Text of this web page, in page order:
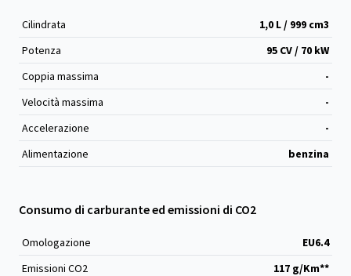
Cilindrata 1,0 L / 999 cm3
Potenza
95 CV / 70 kW
Coppia massima
-
Velocità massima
-
Accelerazione
-
Alimentazione
benzina
Consumo di carburante ed emissioni di CO2
Omologazione
EU6.4
Emissioni CO2
117 g/Km**